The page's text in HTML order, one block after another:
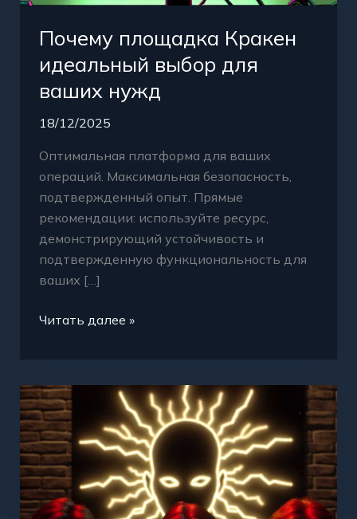
Почему площадка Кракен
идеальный выбор для
ваших нужд
18/12/2025
Оптимальная платформа для ваших
операций. Максимальная безопасность,
подтвержденный опыт. Прямые
рекомендации: используйте ресурс,
демонстрирующий устойчивость и
подтвержденную функциональность для
ваших […]
Читать далее »
Кракен
надежность
площадки
проверенное
цифровое
решение